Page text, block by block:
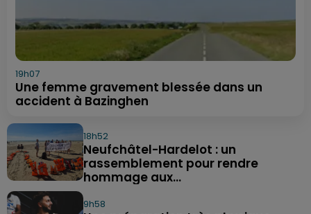
19h07
Une femme gravement blessée dans un
accident à Bazinghen
18h52
Neufchâtel-Hardelot : un
rassemblement pour rendre
hommage aux...
9h58